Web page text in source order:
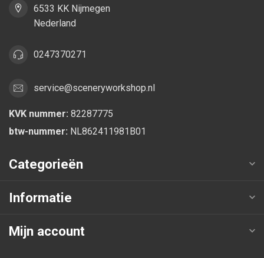
6533 KK Nijmegen
Nederland
0247370271
service@sceneryworkshop.nl
KVK nummer: 82287775
btw-nummer: NL862411981B01
Categorieën
Informatie
Mijn account